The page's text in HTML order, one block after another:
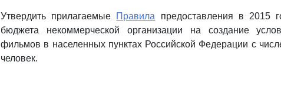
Утвердить прилагаемые Правила предоставления в 2015
бюджета некоммерческой организации на создание
фильмов в населенных пунктах Российской Федерации с
человек.